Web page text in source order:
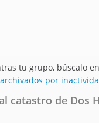
tu grupo, búscalo
archivados por
catastro de Dos